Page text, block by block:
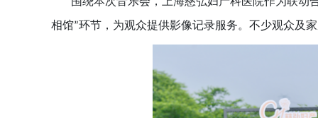
相馆”环节，为观众提供影像记录服务。不少观众及